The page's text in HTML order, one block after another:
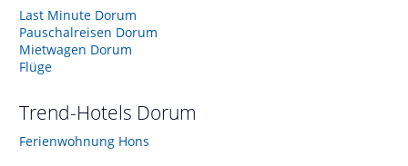
Last Minute Dorum
Pauschalreisen Dorum
Mietwagen Dorum
Flüge
Trend-Hotels Dorum
Ferienwohnung Hons